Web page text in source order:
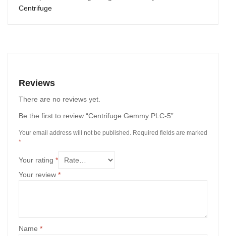
Centrifuge
Reviews
There are no reviews yet.
Be the first to review “Centrifuge Gemmy PLC-5”
Your email address will not be published. Required fields are marked
*
Your rating *
Your review *
Name *